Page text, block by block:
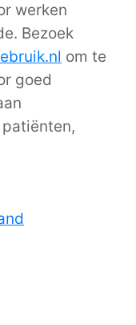
werken
Bezoek
om te
goed